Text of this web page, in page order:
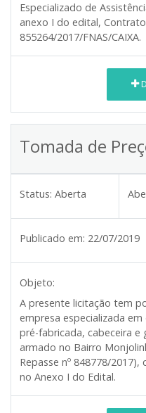
Especializado de
anexo I do edital, Contrato
855264/2017/FNAS/CAIXA.
Tomada de
Status: Aberta
Publicado em: 22/07/2019
Objeto:
A presente licitação tem
empresa especializada
pré-fabricada, cabeceira
armado no Bairro
Repasse nº 848778/
no Anexo I do Edital.